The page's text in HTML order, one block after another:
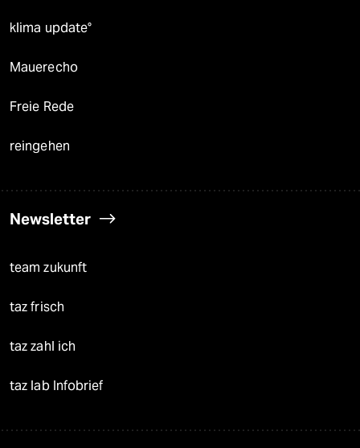
klima update°
Mauerecho
Freie Rede
reingehen
Newsletter
team zukunft
taz frisch
taz zahl ich
taz lab Infobrief